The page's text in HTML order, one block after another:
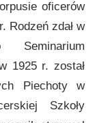
oficerów
Rodzeń zdał w
1925 r. został
Piechoty w
Szkoły